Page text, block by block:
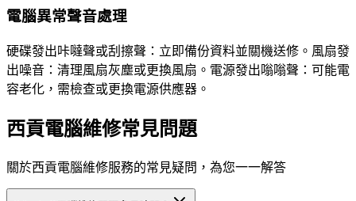
電腦異常聲音處理
硬碟發出咔噠聲或刮擦聲：立即備份資料並關機送修。風扇發
出噪音：清理風扇灰塵或更換風扇。電源發出嗡嗡聲：可能電
容老化，需檢查或更換電源供應器。
西貢電腦維修常見問題
關於西貢電腦維修服務的常見疑問，為您一一解答